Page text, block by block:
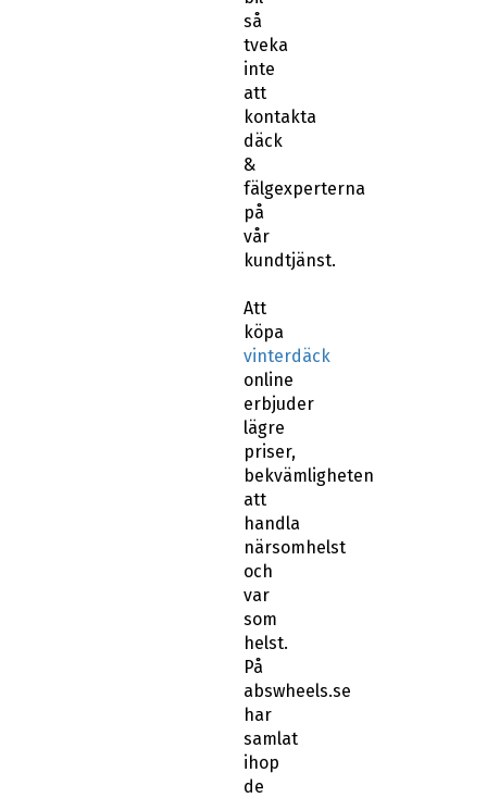
så
tveka
inte
att
kontakta
däck
&
fälgexperterna
på
vår
kundtjänst.
Att
köpa
vinterdäck
online
erbjuder
lägre
priser,
bekvämligheten
att
handla
närsomhelst
och
var
som
helst.
På
abswheels.se
har
samlat
ihop
de